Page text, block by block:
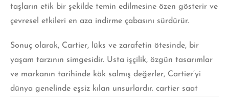
taşların etik bir şekilde temin edilmesine özen gösterir ve
çevresel etkileri en aza indirme çabasını sürdürür.
Sonuç olarak, Cartier, lüks ve zarafetin ötesinde, bir
yaşam tarzının simgesidir. Usta işçilik, özgün tasarımlar
ve markanın tarihinde kök salmış değerler, Cartier’yi
dünya genelinde eşsiz kılan unsurlardır. cartier saat